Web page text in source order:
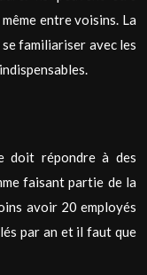
entre voisins. La
se familiariser avec les
doit répondre à des
faisant partie de la
avoir 20 employés
par an et il faut que